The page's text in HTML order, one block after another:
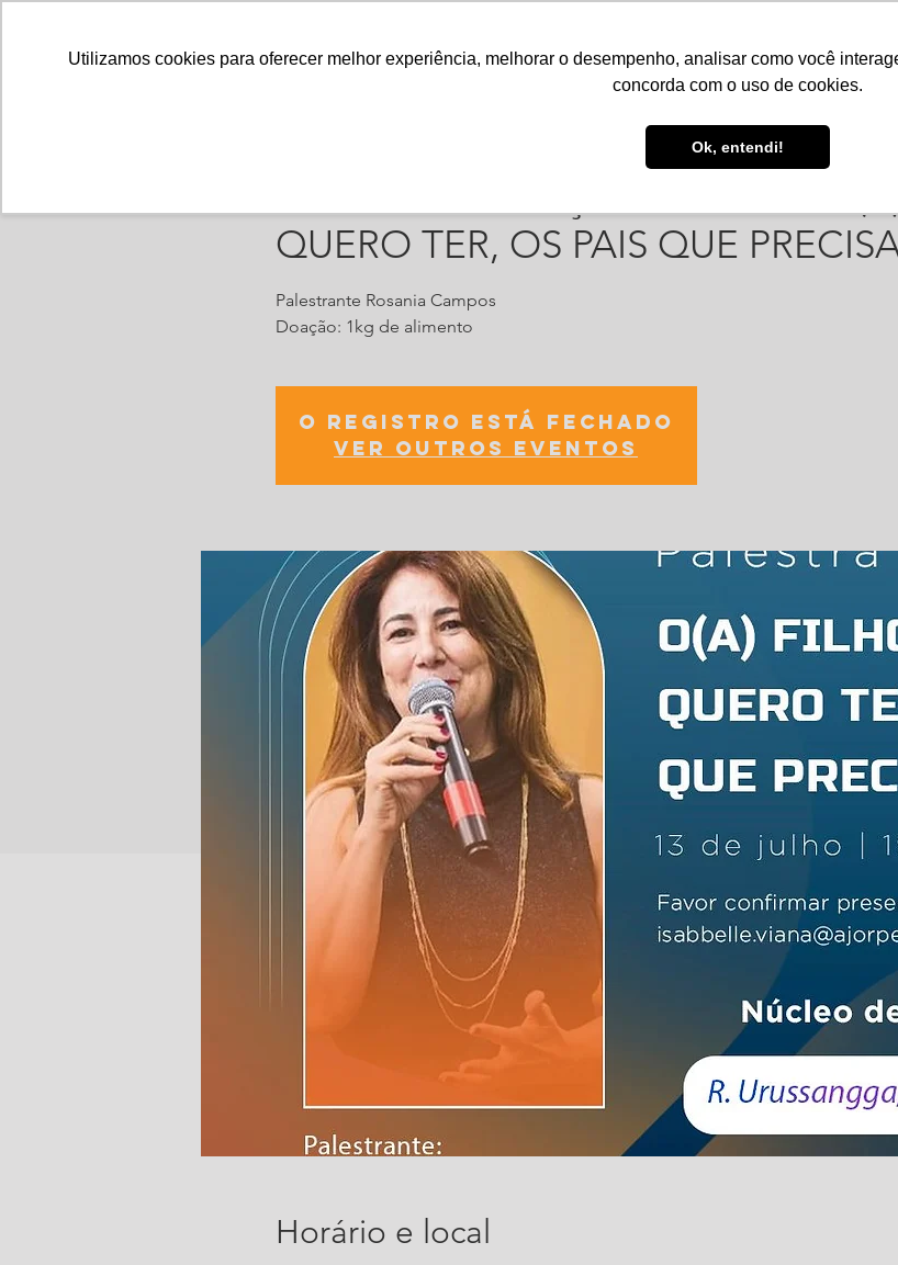
Utilizamos cookies para oferecer melhor experiência, melhorar o desempenho, analisar como você
concorda com o uso de cookies.
Ok, entendi!
Serviços Notícias Agenda
QUERO TER, OS PAIS QUE
Palestrante Rosania Campos
Doação: 1kg de alimento
O registro está fechado
Ver outros eventos
Horário e local